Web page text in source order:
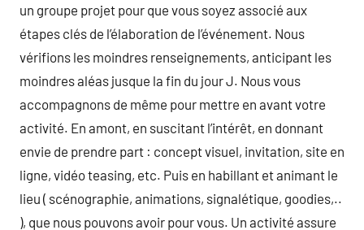
un groupe projet pour que vous soyez associé aux
étapes clés de l’élaboration de l’événement. Nous
vérifions les moindres renseignements, anticipant les
moindres aléas jusque la fin du jour J. Nous vous
accompagnons de même pour mettre en avant votre
activité. En amont, en suscitant l’intérêt, en donnant
envie de prendre part : concept visuel, invitation, site en
ligne, vidéo teasing, etc. Puis en habillant et animant le
lieu ( scénographie, animations, signalétique, goodies,..
), que nous pouvons avoir pour vous. Un activité assure